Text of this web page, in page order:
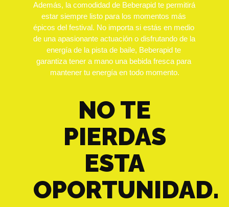
Además, la comodidad de Beberapid te permitirá
estar siempre listo para los momentos más
épicos del festival. No importa si estás en medio
de una apasionante actuación o disfrutando de la
energía de la pista de baile, Beberapid te
garantiza tener a mano una bebida fresca para
mantener tu energía en todo momento.
NO TE
PIERDAS
ESTA
OPORTUNIDAD.